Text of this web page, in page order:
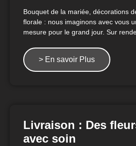
Bouquet de la mariée, décorations
florale : nous imaginons avec vous
mesure pour le grand jour. Sur
> En savoir Plus
Livraison : Des
avec soin